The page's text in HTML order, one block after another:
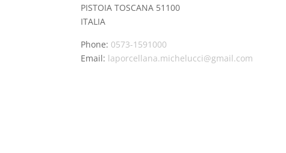
PISTOIATOSCANA 51100
ITALIA
Phone: 0573-1591000
Email: laporcellana.michelucci@gmail.com